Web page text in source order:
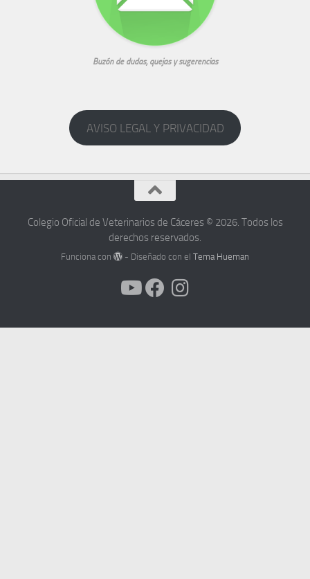
Buzón de dudas, quejas y sugerencias
AVISO LEGAL Y PRIVACIDAD
Colegio Oficial de Veterinarios de Cáceres © 2026. Todos los
derechos reservados.
Funciona con - Diseñado con elTema Hueman